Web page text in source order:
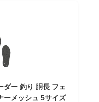
ー 釣り 胴長 フェ
ーメッシュ 5サイズ